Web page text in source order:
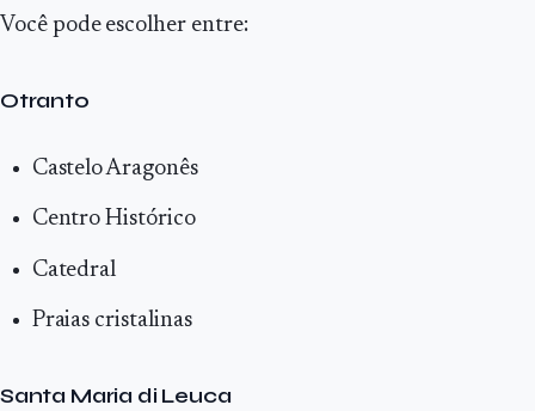
Você pode escolher entre:
Otranto
Castelo Aragonês
Centro Histórico
Catedral
Praias cristalinas
Santa Maria di Leuca